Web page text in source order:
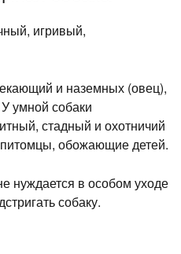
игривый,
и наземных (овец),
умной собаки
стадный и охотничий
обожающие детей.
нуждается в особом уходе
собаку.